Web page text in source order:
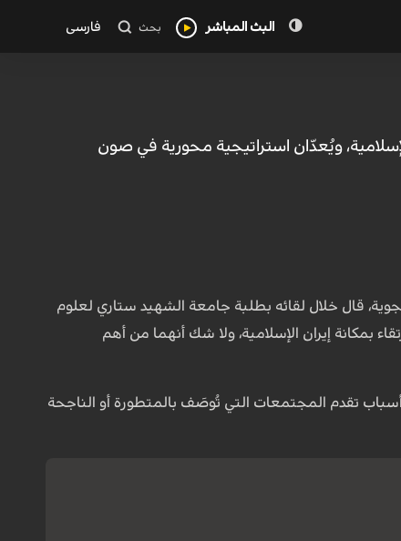
البث المباشر بحث فارسی
ويُعدّان استراتيجية محورية في صون
قال خلال لقائه بطلبة جامعة الشهيد ستاري لعلوم
بمكانة إيران الإسلامية، ولا شك أنهما من أهم
تقدم المجتمعات التي تُوصَف بالمتطورة أو الناجحة